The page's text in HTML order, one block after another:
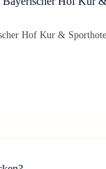
Hof Kur &